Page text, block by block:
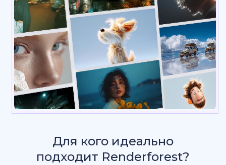
Для кого идеально
подходит Renderforest?